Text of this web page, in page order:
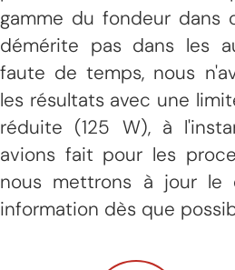
gamme du fondeur dans
démérite pas dans les
faute de temps, nous
les résultats avec une
réduite (125 W), à
avions fait pour les
nous mettrons à jour le
information dès que